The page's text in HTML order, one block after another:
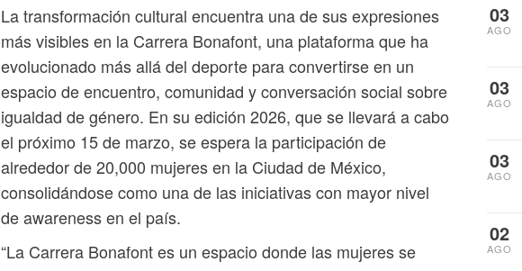
La transformación cultural encuentra una de sus expresiones
más visibles en la Carrera Bonafont, una plataforma que ha
evolucionado más allá del deporte para convertirse en un
espacio de encuentro, comunidad y conversación social sobre
igualdad de género. En su edición 2026, que se llevará a cabo
el próximo 15 de marzo, se espera la participación de
alrededor de 20,000 mujeres en la Ciudad de México,
consolidándose como una de las iniciativas con mayor nivel
de awareness en el país.
“La Carrera Bonafont es un espacio donde las mujeres se
03
AGO
03
AGO
03
AGO
02
AGO